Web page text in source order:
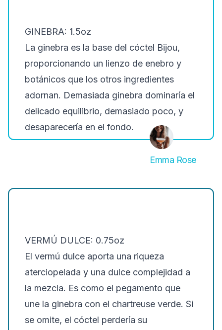
GINEBRA: 1.5oz
La ginebra es la base del cóctel Bijou,
proporcionando un lienzo de enebro y
botánicos que los otros ingredientes
adornan. Demasiada ginebra dominaría el
delicado equilibrio, demasiado poco, y
desaparecería en el fondo.
Emma Rose
VERMÚ DULCE: 0.75oz
El vermú dulce aporta una riqueza
aterciopelada y una dulce complejidad a
la mezcla. Es como el pegamento que
une la ginebra con el chartreuse verde. Si
se omite, el cóctel perdería su